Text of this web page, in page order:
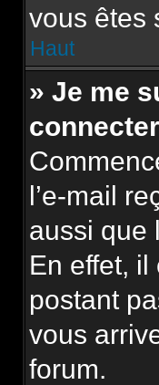
vous êtes
Haut
» Je me
l’e-mail
aussi que
En effet,
postant
vous
forum.